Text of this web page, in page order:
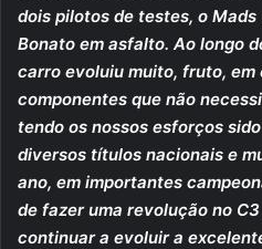
dois pilotos de testes, o
Bonato em asfalto. Ao longo
carro evoluiu muito, fruto, em
componentes que não
tendo os nossos esforços
diversos títulos nacionais e
ano, em importantes
de fazer uma revolução no
continuar a evoluir a